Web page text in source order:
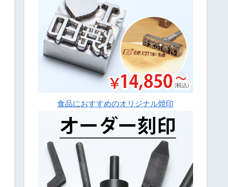
食品におすすめのオリジナル焼印